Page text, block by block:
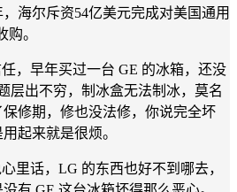
海尔斥资54亿美元完成对美国通用
购。
，早年买过一台 GE 的冰箱，还没
层出不穷，制冰盒无法制冰，莫名
修期，修也没法修，你说完全坏
起来就是很烦。
里话，LG 的东西也好不到哪去，